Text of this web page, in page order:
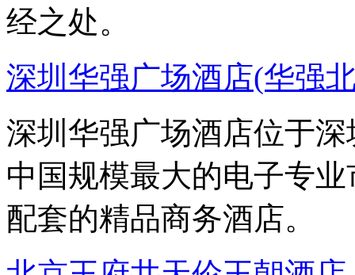
经之处。
深圳华强广场酒店(华强
深圳华强广场酒店位于
中国规模最大的电子专
配套的精品商务酒店。